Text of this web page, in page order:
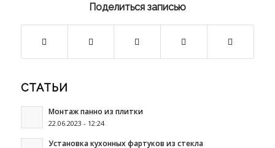
Поделиться записью
СТАТЬИ
Монтаж панно из плитки
22.06.2023 - 12:24
Установка кухонных фартуков из стекла